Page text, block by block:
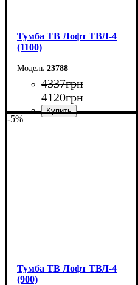
Тумба ТВ Лофт ТВЛ-4
(1100)
23788
4337грн
4120грн
-5%
Тумба ТВ Лофт ТВЛ-4
(900)